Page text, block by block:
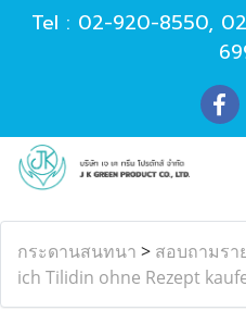
Tel : 02-920-8550,
กระดานสนทนา > สอบถามรา
ich Tilidin ohne Rezept